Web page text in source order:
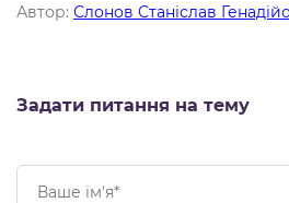
Автор: Слонов Станіслав
Задати питання на тему